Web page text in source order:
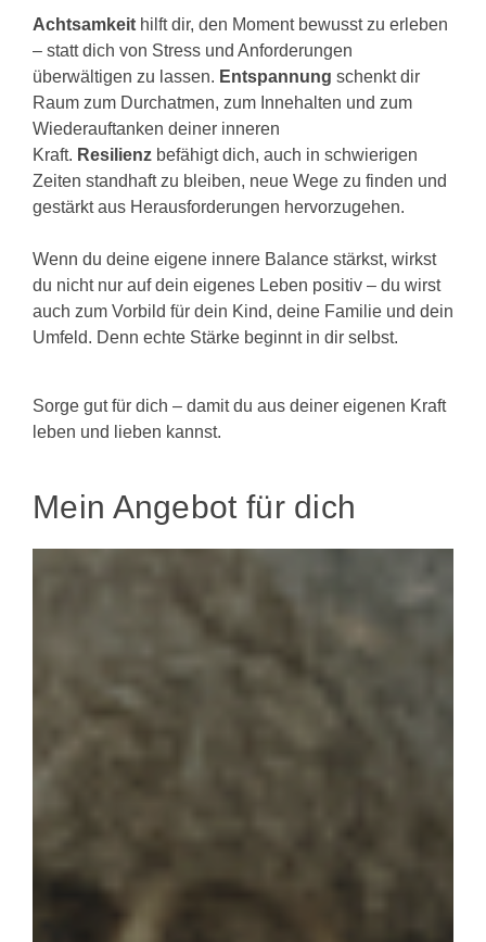
Achtsamkeit hilft dir, den Moment bewusst zu erleben
– statt dich von Stress und Anforderungen
überwältigen zu lassen. Entspannung schenkt dir
Raum zum Durchatmen, zum Innehalten und zum
Wiederauftanken deiner inneren
Kraft. Resilienz befähigt dich, auch in schwierigen
Zeiten standhaft zu bleiben, neue Wege zu finden und
gestärkt aus Herausforderungen hervorzugehen.
Wenn du deine eigene innere Balance stärkst, wirkst
du nicht nur auf dein eigenes Leben positiv – du wirst
auch zum Vorbild für dein Kind, deine Familie und dein
Umfeld. Denn echte Stärke beginnt in dir selbst.
Sorge gut für dich – damit du aus deiner eigenen Kraft
leben und lieben kannst.
Mein Angebot für dich